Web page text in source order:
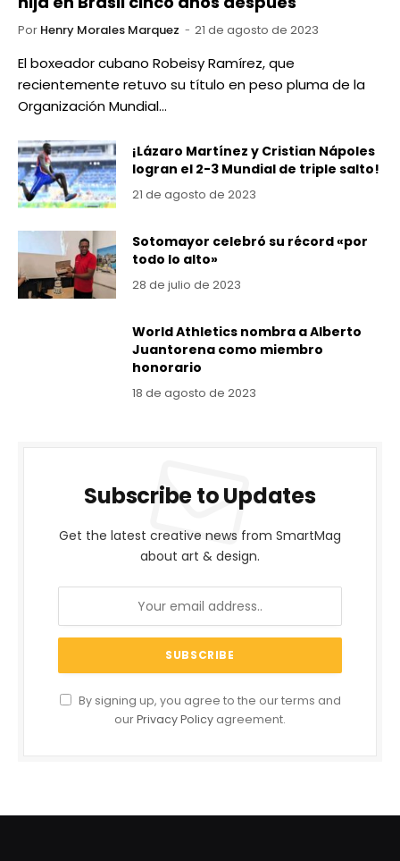
Por Henry Morales Marquez 21 de agosto de 2023
El boxeador cubano Robeisy Ramírez, que
recientemente retuvo su título en peso pluma de la
Organización Mundial…
¡Lázaro Martínez y Cristian Nápoles
logran el 2-3 Mundial de triple salto!
21 de agosto de 2023
Sotomayor celebró su récord «por
todo lo alto»
28 de julio de 2023
World Athletics nombra a Alberto
Juantorena como miembro
honorario
18 de agosto de 2023
Subscribe to Updates
Get the latest creative news from SmartMag
about art & design.
By signing up, you agree to the our terms and
ourPrivacy Policy agreement.